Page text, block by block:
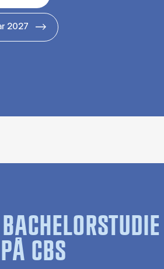
2027
PÅ CBS